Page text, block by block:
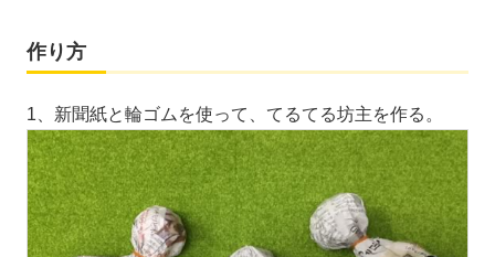
作り方
1、新聞紙と輪ゴムを使って、てるてる坊主を作る。